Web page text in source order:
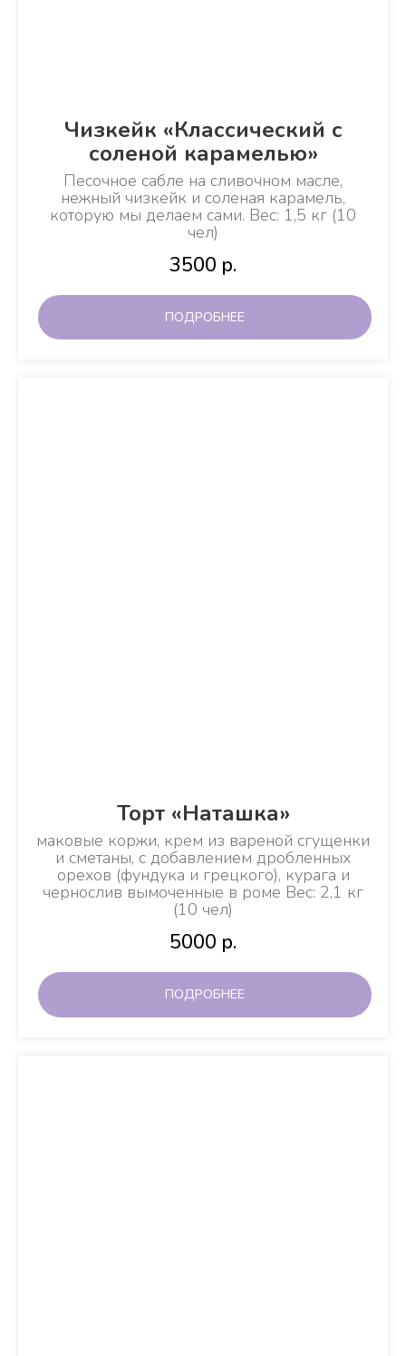
Чизкейк «Классический с
соленой карамелью»
Песочное сабле на сливочном масле,
нежный чизкейк и соленая карамель,
которую мы делаем сами. Вес: 1,5 кг (10
чел)
3500 р.
ПОДРОБНЕЕ
Торт «Наташка»
маковые коржи, крем из вареной сгущенки
и сметаны, с добавлением дробленных
орехов (фундука и грецкого), курага и
чернослив вымоченные в роме Вес: 2,1 кг
(10 чел)
5000 р.
ПОДРОБНЕЕ